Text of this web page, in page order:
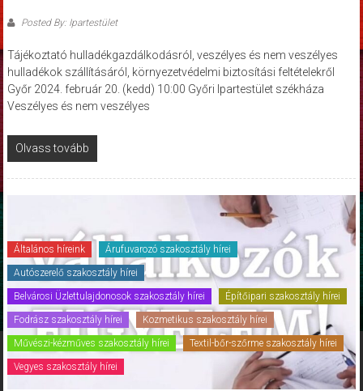
Posted By: Ipartestület
Tájékoztató hulladékgazdálkodásról, veszélyes és nem veszélyes
hulladékok szállításáról, környezetvédelmi biztosítási feltételekről
Győr 2024. február 20. (kedd) 10:00 Győri Ipartestület székháza
Veszélyes és nem veszélyes
Olvass tovább
Általános híreink Árufuvarozó szakosztály hírei
Autószerelő szakosztály hírei
Belvárosi Üzlettulajdonosok szakosztály hírei Építőipari szakosztály hírei
Fodrász szakosztály hírei Kozmetikus szakosztály hírei
Művészi-kézműves szakosztály hírei Textil-bőr-szőrme szakosztály hírei
Vegyes szakosztály hírei